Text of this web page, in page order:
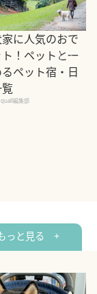
に人気のおで
！ペットと一
ペット宿・日
編集部
っと見る +